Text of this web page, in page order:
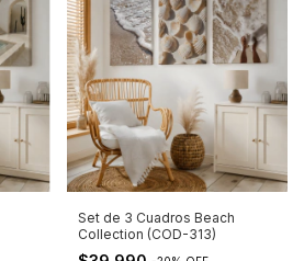
Set de 3 Cuadros Beach
Collection (COD-313)